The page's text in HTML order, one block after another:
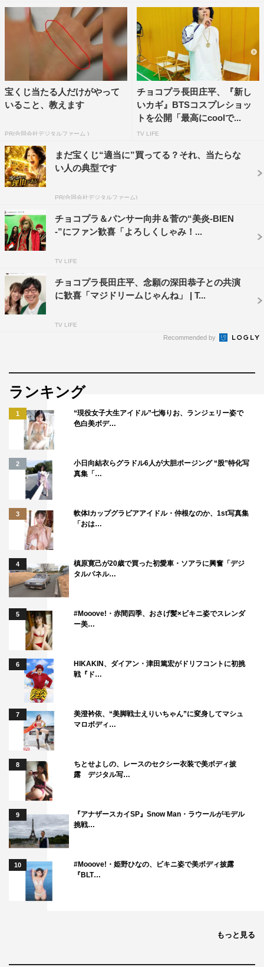
宝くじ当たる人だけがやって
いること、教えます
PR(合同会社デジタルファーム )
チョコプラ長田庄平、『新し
いカギ』BTSコスプレショッ
トを公開「最高にcoolで...
TV LIFE
まだ宝くじ“適当に”買ってる？それ、当たらな
い人の典型です
PR(合同会社デジタルファーム)
チョコプラ＆パンサー向井＆菅の“美炎-BIEN
-”にファン歓喜「よろしくしゃみ！...
TV LIFE
チョコプラ長田庄平、念願の深田恭子との共演
に歓喜「マジドリームじゃんね」 | T...
TV LIFE
Recommended by
ランキング
1
“現役女子大生アイドル”七海りお、ランジェリー姿で
色白美ボデ…
2
小日向結衣らグラドル6人が大胆ポージング “股”特化写
真集「…
3
軟体Iカップグラビアアイドル・仲根なのか、1st写真集
「おは…
4
槙原寛己が20歳で買った初愛車・ソアラに興奮「デジ
タルパネル…
5
#Mooove!・赤間四季、おさげ髪×ビキニ姿でスレンダ
ー美…
6
HIKAKIN、ダイアン・津田篤宏がドリフコントに初挑
戦『ド…
7
美澄衿依、“美脚戦士えりいちゃん”に変身してマシュ
マロボディ…
8
ちとせよしの、レースのセクシー衣装で美ボディ披
露 デジタル写…
9
『アナザースカイSP』Snow Man・ラウールがモデル
挑戦…
10
#Mooove!・姫野ひなの、ビキニ姿で美ボディ披露
『BLT…
もっと見る